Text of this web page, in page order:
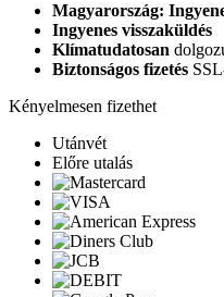
Magyarország:
Ingyenes visszaküldés
Klímatudatosan
Biztonságos fizetés
Kényelmesen fizethet
Utánvét
Előre utalás